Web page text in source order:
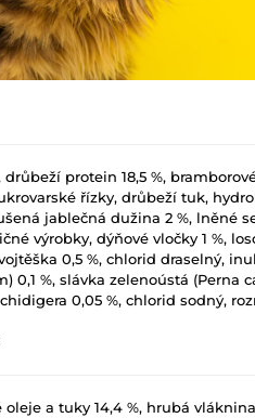
protein 18,5 %,
řízky, drůbeží tuk,
jablečná dužina 2 %, lněné
výrobky, dýňové vločky 1 %,
0,5 %, chlorid draselný,
0,1 %, slávka zelenoústá (Perna
0,05 %, chlorid sodný,
a tuky 14,4 %, hrubá